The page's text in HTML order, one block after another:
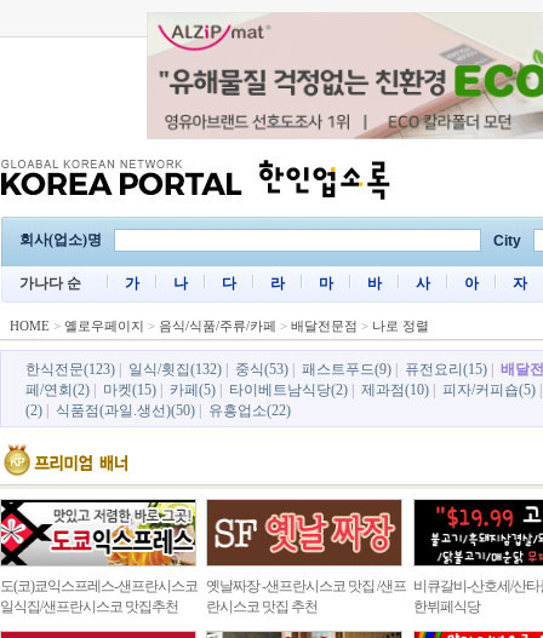
회사(업소)명 City
가나다 순 가 나 다 라 마 바 사 아 자
HOME > 옐로우페이지 > 음식/식품/주류/카페 > 배달전문점 > 나로 정렬
한식전문(123) 일식/횟집(132) 중식(53) 패스트푸드(9) 퓨전요리(15)
배달
페/연회(2)
마켓(15) 카페(5) 타이베트남식당(2) 제과점(10) 피자/커피숍(5)
(2)
식품점(과일.생선)(50) 유흥업소(22)
도(코)쿄익스프레스-샌프란시스코
일식집/샌프란시스코 맛집추천
옛날짜장 -샌프란시스코 맛집 /샌프
란시스코 맛집 추천
비큐갈비-산호세/산
한뷔페식당